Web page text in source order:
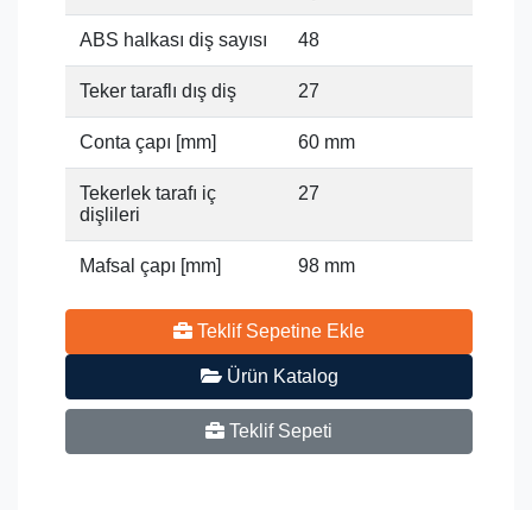
ABS halkası diş sayısı 48
Teker taraflı dış diş 27
Conta çapı [mm] 60 mm
Tekerlek tarafı iç
dişlileri
27
Mafsal çapı [mm] 98 mm
Teklif Sepetine Ekle
Ürün Katalog
Teklif Sepeti